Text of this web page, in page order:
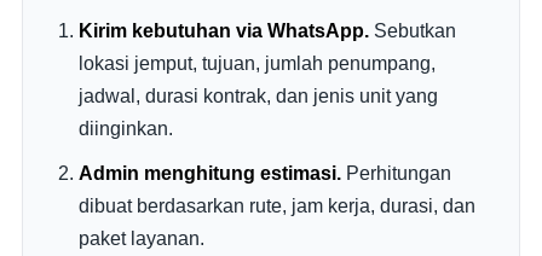
Kirim kebutuhan via WhatsApp. Sebutkan
lokasi jemput, tujuan, jumlah penumpang,
jadwal, durasi kontrak, dan jenis unit yang
diinginkan.
Admin menghitung estimasi. Perhitungan
dibuat berdasarkan rute, jam kerja, durasi, dan
paket layanan.